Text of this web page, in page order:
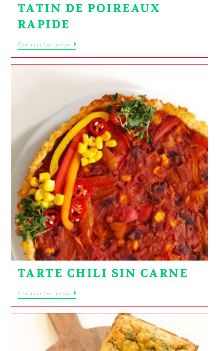
TATIN DE POIREAUX
RAPIDE
Continuer La Lecture
TARTE CHILI SIN CARNE
Continuer La Lecture